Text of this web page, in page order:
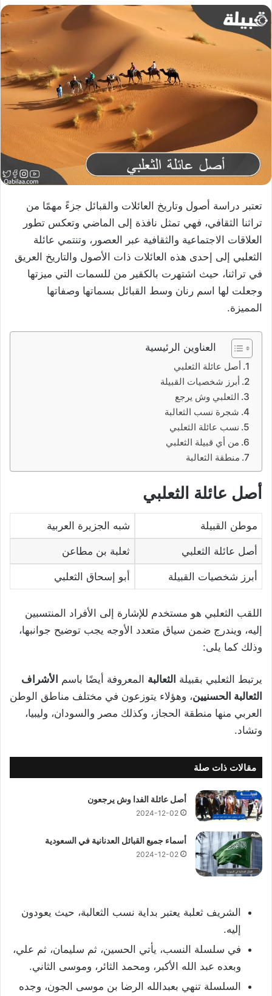
تعتبر دراسة أصول وتاريخ العائلات والقبائل جزءً مهمًا من
تراثنا الثقافي، فهي تمثل نافذة إلى الماضي وتعكس تطور
العلاقات الاجتماعية والثقافية عبر العصور، وتنتمي عائلة
الثعلبي إلى إحدى هذه العائلات ذات الأصول والتاريخ العريق
في تراثنا، حيث اشتهرت بالكقير من للسمات التي ميزتها
وجعلت لها اسم رنان وسط القبائل بسماتها وصفاتها
المميزة.
العناوين الرئيسية
أصل عائلة الثعلبي
أبرز شخصيات القبيلة
الثعلبي وش يرجع
شجرة نسب الثعالبة
نسب عائلة الثعلبي
من أي قبيلة الثعلبي
منطقة الثعالبة
أصل عائلة الثعلبي
موطن القبيلة شبه الجزيرة العربية
أصل عائلة الثعلبي ثعلبة بن مطاعن
أبرز شخصيات القبيلة أبو إسحاق الثعلبي
اللقب الثعلبي هو مستخدم للإشارة إلى الأفراد المنتسبين
إليه، ويندرج ضمن سياق متعدد الأوجه يجب توضيح جوانبها،
وذلك كما يلى:
يرتبط الثعلبي بقبيلة الثعالبة المعروفة أيضًا باسم الأشراف
الثعالبة الحسنيين، وهؤلاء يتوزعون في مختلف مناطق الوطن
العربي منها منطقة الحجاز، وكذلك مصر والسودان، وليبيا،
وتشاد.
مقالات ذات صلة
أصل عائلة الفدا وش يرجعون
2024-12-02
أسماء جميع القبائل العدنانية في السعودية
2024-12-02
الشريف ثعلبة يعتبر بداية نسب الثعالبة، حيث يعودون
إليه.
في سلسلة النسب، يأتي الحسين، ثم سليمان، ثم علي،
وبعده عبد الله الأكبر، ومحمد الثائر، وموسى الثاني.
السلسلة تنهي بعبدالله الرضا بن موسى الجون، وجده